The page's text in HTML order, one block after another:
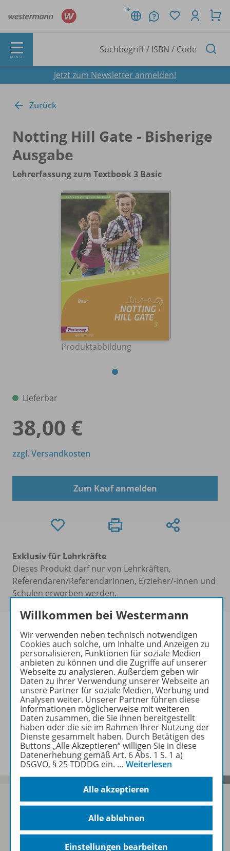
DE
MENÜ
Jetzt zum Newsletter anmelden!
Zurück
Notting Hill Gate - Bisherige
Ausgabe
Lehrerfassung zum Textbook 3 Basic
Produktabbildung
Lieferbar
38,00 €
zzgl. Versandkosten
Zum Kauf anmelden
Exklusiv für Lehrkräfte
Dieses Produkt darf nur von Lehrkräften,
Referendaren/Referendarinnen, Erzieher/-innen und
Schulen erworben werden.
Produktinformationen
Zugehörige Produkte
Benachrichtigungs-Service
Willkommen bei Westermann
Wir verwenden neben technisch notwendigen
Cookies auch solche, um Inhalte und Anzeigen zu
personalisieren, Funktionen für soziale Medien
anbieten zu können und die Zugriffe auf unserer
Webseite zu analysieren. Außerdem geben wir
Daten zu ihrer Verwendung unserer Webseite an
unsere Partner für soziale Medien, Werbung und
Analysen weiter. Unserer Partner führen diese
Informationen möglicherweise mit weiteren
Daten zusammen, die Sie ihnen bereitgestellt
haben oder die sie im Rahmen Ihrer Nutzung der
Dienste gesammelt haben. Durch Betätigen des
Buttons „Alle Akzeptieren“ willigen Sie in diese
Datenerhebung gemäß Art. 6 Abs. 1 S. 1 a)
DSGVO, § 25 TDDDG ein. … Weiterlesen
Alle akzeptieren
Alle ablehnen
Einstellungen bearbeiten